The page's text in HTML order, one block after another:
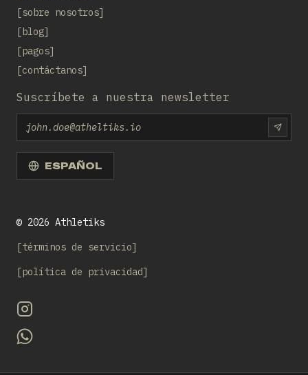
sobre nosotros
blog
pagos
contáctanos
Suscríbete a nuestra newsletter
Email
ESPAÑOL
© 2026 Athletiks
términos de servicio
política de privacidad